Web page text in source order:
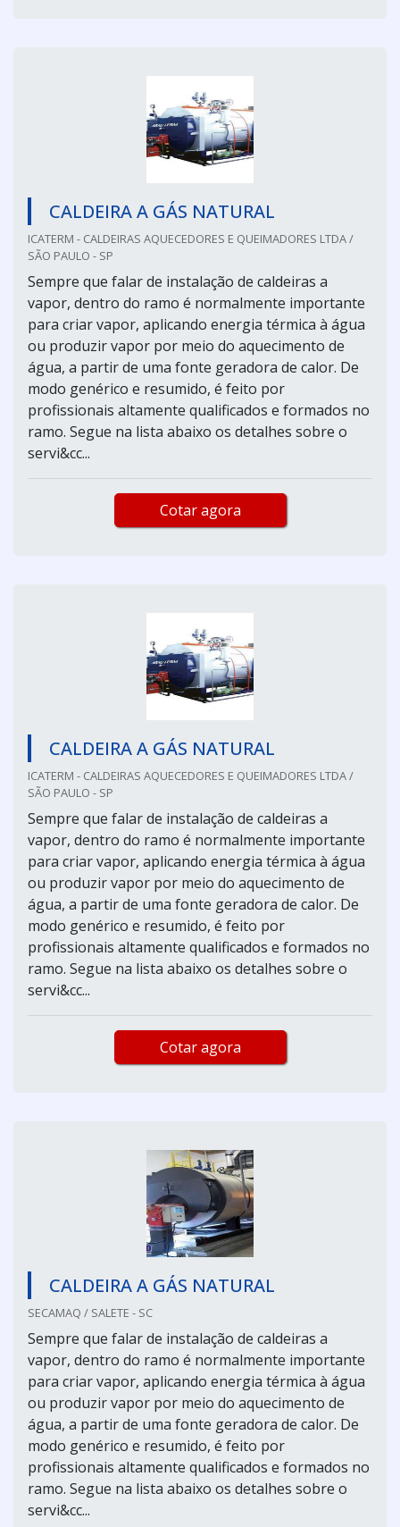
CALDEIRA A GÁS NATURAL
ICATERM - CALDEIRAS AQUECEDORES E QUEIMADORES LTDA /
SÃO PAULO - SP
Sempre que falar de instalação de caldeiras a
vapor, dentro do ramo é normalmente importante
para criar vapor, aplicando energia térmica à água
ou produzir vapor por meio do aquecimento de
água, a partir de uma fonte geradora de calor. De
modo genérico e resumido, é feito por
profissionais altamente qualificados e formados no
ramo. Segue na lista abaixo os detalhes sobre o
servi&cc...
Cotar agora
CALDEIRA A GÁS NATURAL
ICATERM - CALDEIRAS AQUECEDORES E QUEIMADORES LTDA /
SÃO PAULO - SP
Sempre que falar de instalação de caldeiras a
vapor, dentro do ramo é normalmente importante
para criar vapor, aplicando energia térmica à água
ou produzir vapor por meio do aquecimento de
água, a partir de uma fonte geradora de calor. De
modo genérico e resumido, é feito por
profissionais altamente qualificados e formados no
ramo. Segue na lista abaixo os detalhes sobre o
servi&cc...
Cotar agora
CALDEIRA A GÁS NATURAL
SECAMAQ / SALETE - SC
Sempre que falar de instalação de caldeiras a
vapor, dentro do ramo é normalmente importante
para criar vapor, aplicando energia térmica à água
ou produzir vapor por meio do aquecimento de
água, a partir de uma fonte geradora de calor. De
modo genérico e resumido, é feito por
profissionais altamente qualificados e formados no
ramo. Segue na lista abaixo os detalhes sobre o
servi&cc...